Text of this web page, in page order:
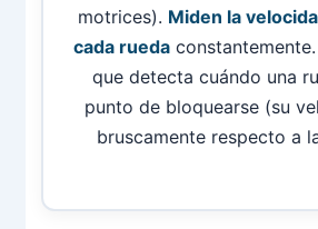
motrices). Miden la
cada rueda
que detecta cuándo una
punto de bloquearse (su
bruscamente respecto a